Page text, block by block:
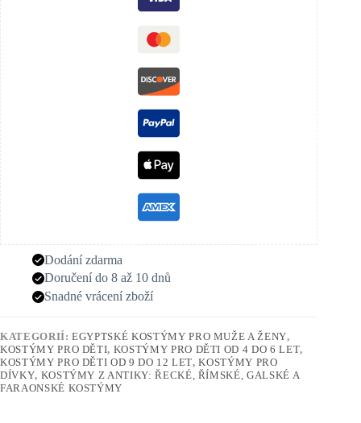
Dodání zdarma
Doručení do 8 až 10 dnů
Snadné vrácení zboží
KATEGORIÍ:EGYPTSKÉ KOSTÝMY PRO MUŽE A ŽENY,
KOSTÝMY PRO DĚTI, KOSTÝMY PRO DĚTI OD 4 DO 6 LET,
KOSTÝMY PRO DĚTI OD 9 DO 12 LET,KOSTÝMY PRO
DÍVKY, KOSTÝMY Z ANTIKY: ŘECKÉ, ŘÍMSKÉ, GALSKÉ A
FARAONSKÉ KOSTÝMY